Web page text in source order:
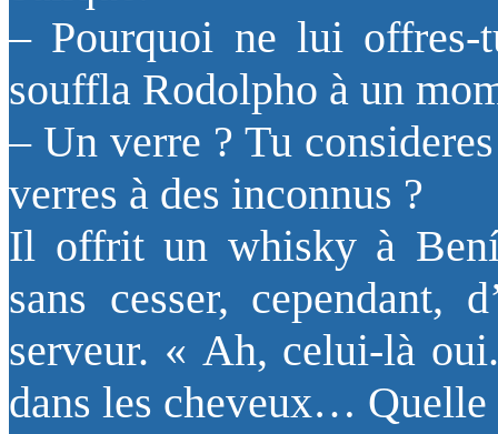
– Pourquoi ne lui
souffla Rodolpho à un
– Un verre ? Tu
verres à des inconnus ?
Il offrit un whisky à
sans cesser, cependant,
serveur. « Ah, celui-là
dans les cheveux…